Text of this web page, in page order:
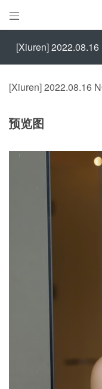

[Xiuren]
[Xiuren] 2022.08.16
预览图